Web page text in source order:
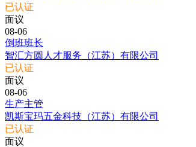
已认证
面议
08-06
倒班班长
智汇方圆人才服务（江苏）有限公司
已认证
面议
08-06
生产主管
凯斯宝玛五金科技（江苏）有限公司
已认证
面议